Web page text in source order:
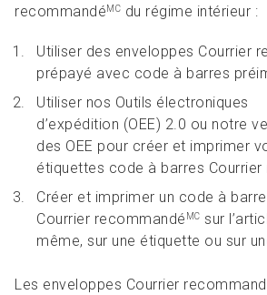
recommandéMC du régime intérieur :
Utiliser des enveloppes Courrier
prépayé avec code à barres
Utiliser nos Outils électroniques
d’expédition (OEE) 2.0 ou notre
des OEE pour créer et imprimer
étiquettes code à barres
Créer et imprimer un code à
Courrier recommandé MC sur
même, sur une étiquette ou sur
Les enveloppes Courrier